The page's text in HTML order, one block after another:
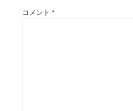
コメント *